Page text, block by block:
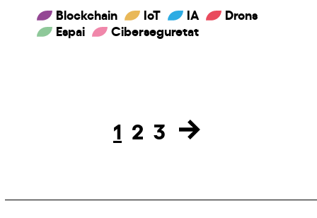
Blockchain IoT IA
Drons
Espai
Ciberseguretat
Page
1 Page
2 Page
3